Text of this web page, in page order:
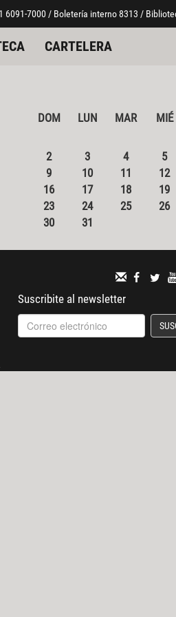
6091-7000 / Boletería interno 8313 /
CARTELERA
DOM LUN MAR MIÉ
2
3 4 5
9
10 11 12
16
17 18 19
23
24 25 26
30
31
Suscribite al newsletter